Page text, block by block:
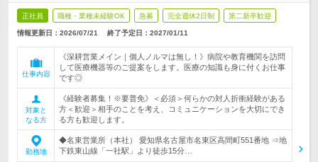
正社員 職種・業種未経験OK 急募 完全週休2日制 第二新卒歓迎
情報更新日：2026/07/21 終了予定日： 2027/01/11
仕事内容
《深耕営業メイン｜個人ノルマは無し！》病院や教育機関を訪問
して医療機器等のご提案をします。医療の知識も身に付くお仕事
です◎
対象と
なる方
《経験者募集！※要普免》＜必須＞何らかの対人折衝経験がある
方＜歓迎＞相手のことを考え、コミュニケーションを大切にでき
る方も歓迎します。
勤務地
◆名東営業所（本社） 愛知県名古屋市名東区高間町551番地 ⇒地
下鉄東山線「一社駅」より徒歩15分…